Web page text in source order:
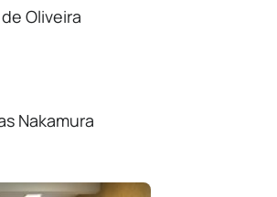
Oliveira
Nakamura